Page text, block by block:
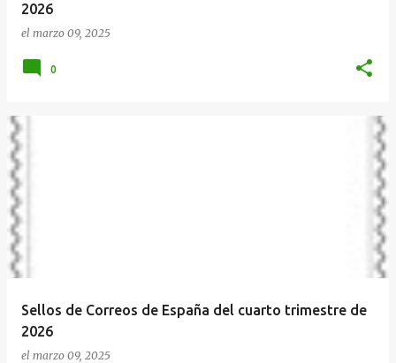
2026
el marzo 09, 2025
0
Sellos de Correos de España del cuarto trimestre de
2026
el marzo 09, 2025